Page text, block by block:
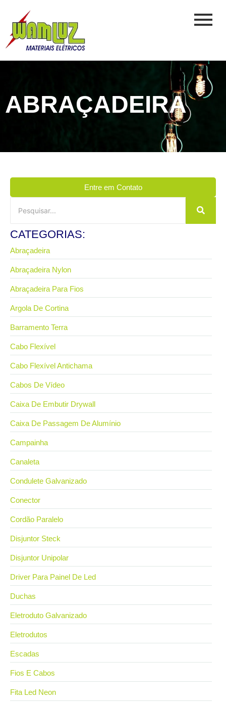
ABRAÇADEIRA
Entre em Contato
CATEGORIAS:
Abraçadeira
Abraçadeira Nylon
Abraçadeira Para Fios
Argola De Cortina
Barramento Terra
Cabo Flexível
Cabo Flexível Antichama
Cabos De Vídeo
Caixa De Embutir Drywall
Caixa De Passagem De Alumínio
Campainha
Canaleta
Condulete Galvanizado
Conector
Cordão Paralelo
Disjuntor Steck
Disjuntor Unipolar
Driver Para Painel De Led
Duchas
Eletroduto Galvanizado
Eletrodutos
Escadas
Fios E Cabos
Fita Led Neon